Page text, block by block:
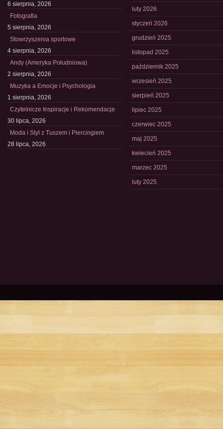
6 sierpnia, 2026
Fotografia
5 sierpnia, 2026
Stowrzyszenia sportowe
4 sierpnia, 2026
Andy (Ameryka Południowa)
2 sierpnia, 2026
Muzyka a Emocje i Psychologia
1 sierpnia, 2026
Czytelnicze Inspiracje i Rekomendacje
30 lipca, 2026
Moda i Styl z Tuszem i Piercingiem
28 lipca, 2026
luty 2026
styczeń 2026
grudzień 2025
listopad 2025
październik 2025
wrzesień 2025
sierpień 2025
lipiec 2025
czerwiec 2025
maj 2025
kwiecień 2025
marzec 2025
luty 2025